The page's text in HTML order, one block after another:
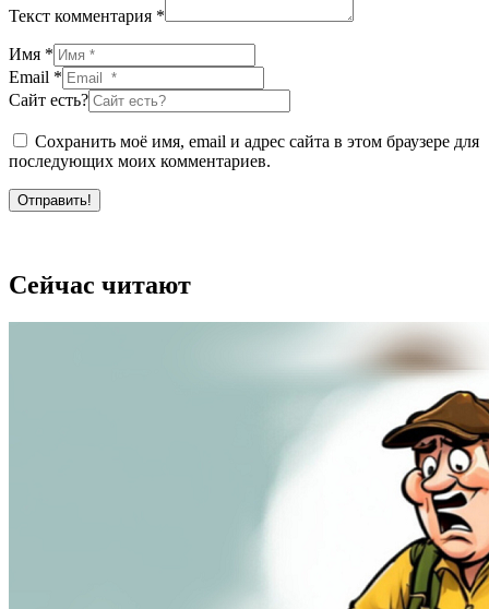
Текст комментария *
Имя *
Email *
Сайт есть?
Сохранить моё имя, email и адрес сайта в этом браузере для
последующих моих комментариев.
Отправить!
Сейчас читают